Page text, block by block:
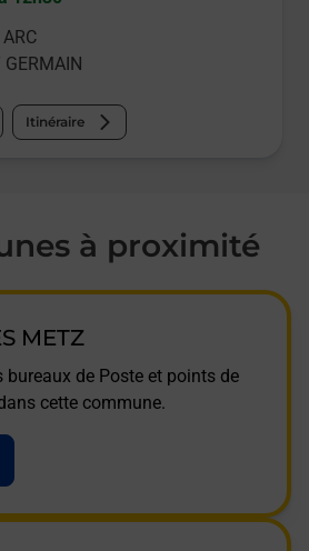
GERMAIN
Itinéraire
à proximité
METZ
bureaux de Poste et points de
cette commune.